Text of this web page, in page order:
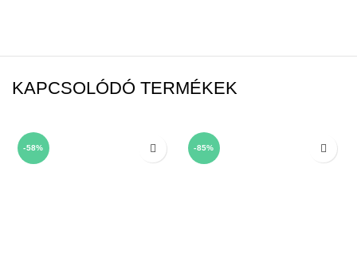
KAPCSOLÓDÓ TERMÉKEK
-58% -85%